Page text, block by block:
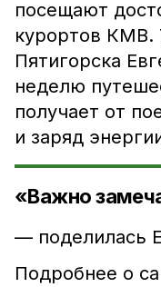
посещают
курортов КМВ.
Пятигорска
неделю
получает от
и заряд
«Важно
— поделилась
Подробнее о